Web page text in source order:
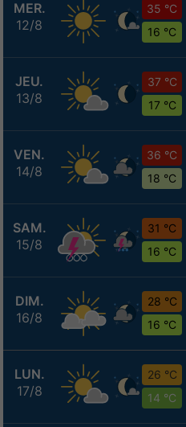
MER.
12/8
35 °C
16 °C
JEU.
13/8
37 °C
17 °C
VEN.
14/8
36 °C
18 °C
SAM.
15/8
31 °C
16 °C
DIM.
16/8
28 °C
16 °C
LUN.
17/8
26 °C
14 °C